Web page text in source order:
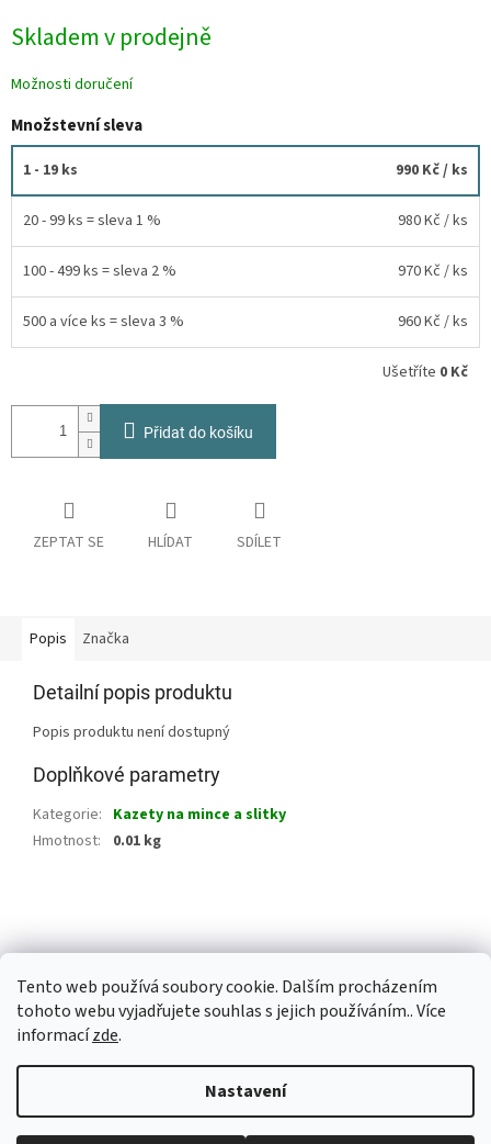
Tento web používá soubory cookie. Dalším procházením
tohoto webu vyjadřujete souhlas s jejich používáním.. Více
informacízde.
Nastavení
cena:
Skladem v prodejně
Možnosti doručení
Množstevní sleva
1 - 19 ks 990 Kč/ ks
20 - 99 ks = sleva 1 % 980 Kč / ks
100 - 499 ks = sleva 2 % 970 Kč / ks
500 a více ks = sleva 3 % 960 Kč / ks
Ušetříte 0 Kč
Přidat do košíku
ZEPTAT SE HLÍDAT SDÍLET
Popis Značka
Detailní popis produktu
Popis produktu není dostupný
Doplňkové parametry
Kategorie: Kazety na mince a slitky
Hmotnost: 0.01 kg
p